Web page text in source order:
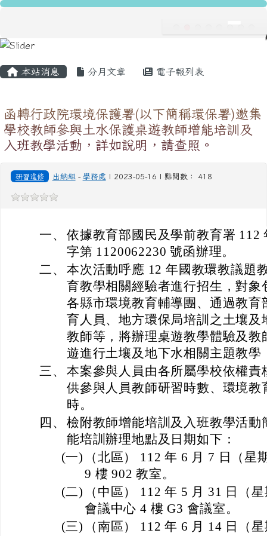
跳至主內容區
龍安國民小學
本站消息 分月文章 電子報列表
函轉行政院環境保護署(以下簡稱環保署)邀集
學校教師參與土水保護桌遊教師增能培訓及
入班教學活動，詳如說明，請查照。
研習進修 出納組 - 學務處 | 2023-05-16 | 點閱數： 418
一、 依據教育部國民及學前教育署 112
字第 1120062230 號函辦理。
二、 本次活動呼應 12 年國教環教議題
育教學相關經驗者進行招生，對
各縣市環境教育輔導團、通過教
育人員、地方環保局培訓之土壤
教師等，將辦理桌遊教學體驗及
遊進行土壤及地下水相關主題教
三、 本案參與人員由各所屬學校依權
供參與人員教師研習時數、環境教
時。
四、 檢附教師增能培訓及入班教學活
能培訓辦理地點及日期如下：
(一)
（北區） 112 年 6 月 7 日（
9 樓 902 教室。
(二)
（中區） 112 年 5 月 31 日（
會議中心 4 樓 G3 會議室。
(三)
（南區） 112 年 6 月 14 日（